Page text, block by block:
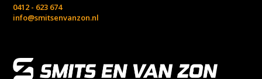
0412 - 623 674
info@smitsenvanzon.nl